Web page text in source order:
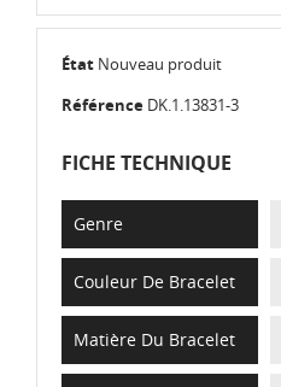
État Nouveau produit
Référence DK.1.13831-3
FICHE TECHNIQUE
Genre
Couleur De Bracelet
Matière Du Bracelet